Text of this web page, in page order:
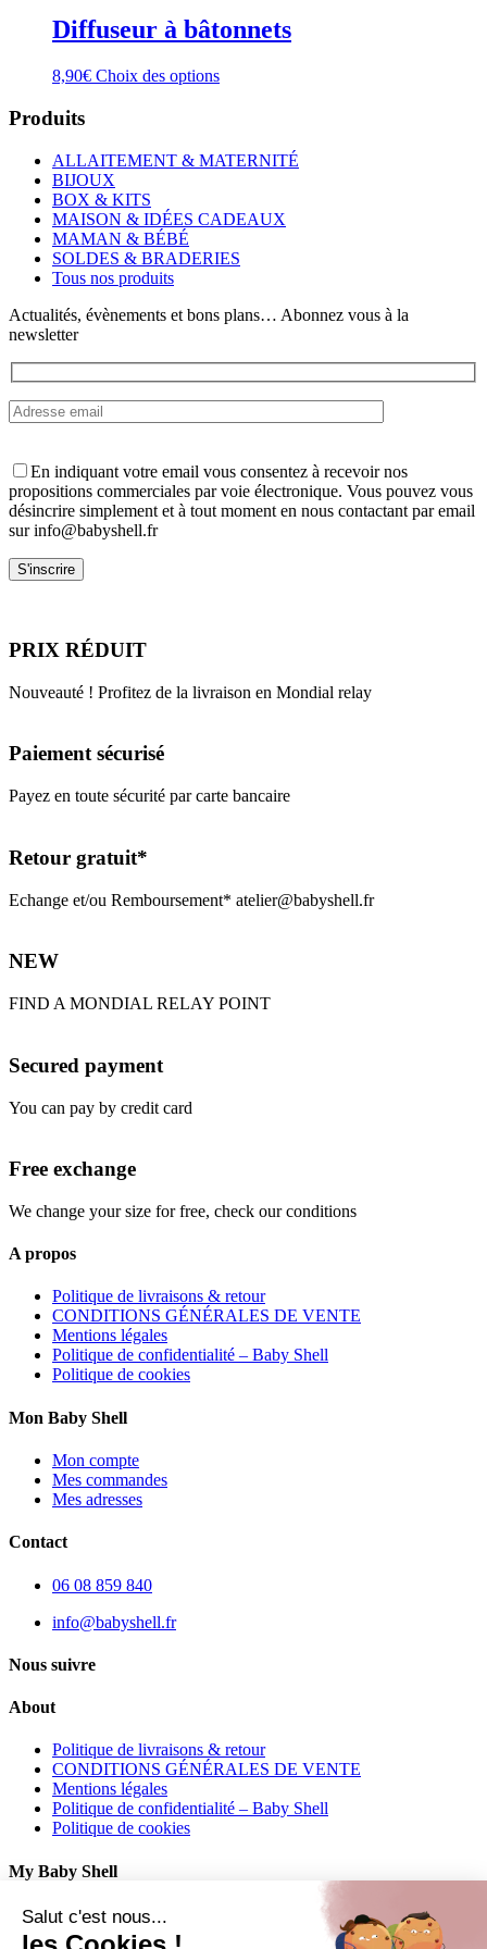
Diffuseur à bâtonnets
8,90€ Choix des optionsCe
variations.
Les
peuvent
être
choisies
sur
page
du
Produits
ALLAITEMENT & MATERNITÉ
BIJOUX
BOX & KITS
MAISON & IDÉES CADEAUX
MAMAN & BÉBÉ
SOLDES & BRADERIES
Tous nos produits
Actualités, évènements et bons plans… Abonnez vous à la
newsletter
En indiquant votre email vous consentez à recevoir nos
propositions commerciales par voie électronique. Vous pouvez vous
désincrire simplement et à tout moment en nous contactant par email
sur info@babyshell.fr
PRIX RÉDUIT
Nouveauté ! Profitez de la livraison en Mondial relay
Paiement sécurisé
Payez en toute sécurité par carte bancaire
Retour gratuit*
Echange et/ou Remboursement* atelier@babyshell.fr
NEW
FIND A MONDIAL RELAY POINT
Secured payment
You can pay by credit card
Free exchange
We change your size for free, check our conditions
A propos
Politique de livraisons & retour
CONDITIONS GÉNÉRALES DE VENTE
Mentions légales
Politique de confidentialité – Baby Shell
Politique de cookies
Mon Baby Shell
Mon compte
Mes commandes
Mes adresses
Contact
06 08 859 840
info@babyshell.fr
Nous suivre
About
Politique de livraisons & retour
CONDITIONS GÉNÉRALES DE VENTE
Mentions légales
Politique de confidentialité – Baby Shell
Politique de cookies
My Baby Shell
Mon compte
Mes commandes
Salut c'est nous...